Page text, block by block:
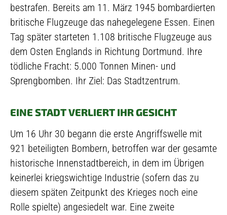
bestrafen. Bereits am 11. März 1945 bombardierten
britische Flugzeuge das nahegelegene Essen. Einen
Tag später starteten 1.108 britische Flugzeuge aus
dem Osten Englands in Richtung Dortmund. Ihre
tödliche Fracht: 5.000 Tonnen Minen- und
Sprengbomben. Ihr Ziel: Das Stadtzentrum.
EINE STADT VERLIERT IHR GESICHT
Um 16 Uhr 30 begann die erste Angriffswelle mit
921 beteiligten Bombern, betroffen war der gesamte
historische Innenstadtbereich, in dem im Übrigen
keinerlei kriegswichtige Industrie (sofern das zu
diesem späten Zeitpunkt des Krieges noch eine
Rolle spielte) angesiedelt war. Eine zweite